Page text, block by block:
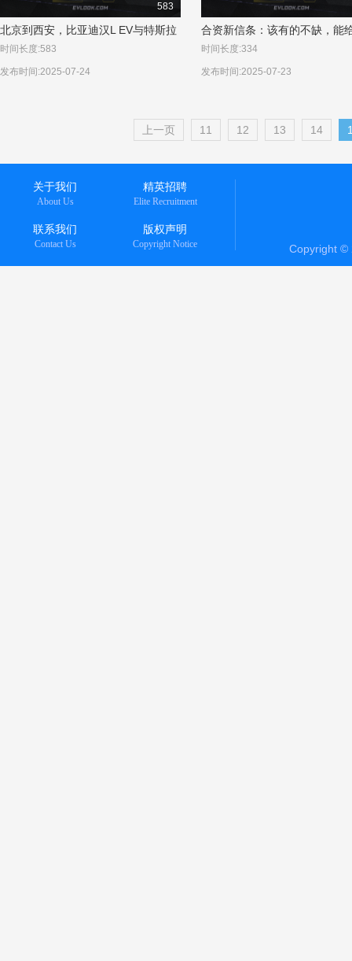
583
北京到西安，比亚迪汉L EV与特斯拉
时间长度:583
发布时间:2025-07-24
合资新信条：该有的不缺，能
时间长度:334
发布时间:2025-07-23
上一页 11 12 13 14
关于我们
About Us
精英招聘
Elite Recruitment
联系我们
Contact Us
版权声明
Copyright Notice Copyright ©